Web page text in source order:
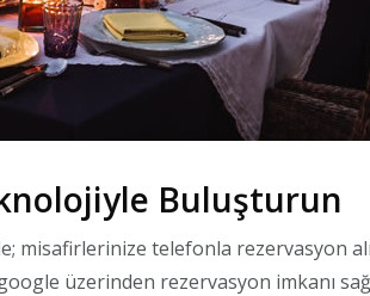
Buluşturun
misafirlerinize telefonla rezervasyon
üzerinden rezervasyon imkanı